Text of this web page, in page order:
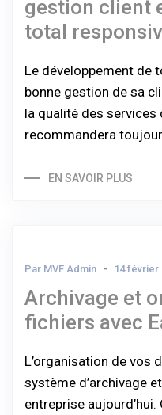
gestion client
total
Le développement de
bonne gestion de sa
la qualité des services
recommandera
EN SAVOIR PLUS
Par MVF Admin 14 février
Archivage et
fichiers avec
L’organisation de vos
système d’archivage
entreprise